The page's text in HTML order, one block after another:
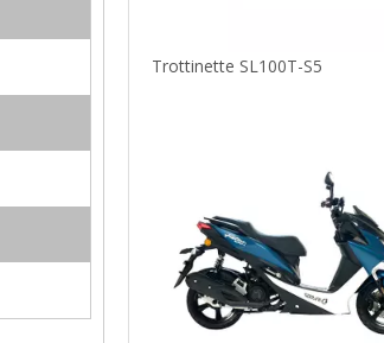
Trottinette SL100T-S5